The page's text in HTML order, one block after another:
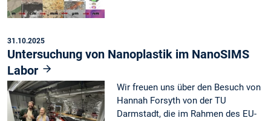
31.10.2025
Untersuchung von Nanoplastik im NanoSIMS
Labor
Wir freuen uns über den Besuch von
Hannah Forsyth von der TU
Darmstadt, die im Rahmen des EU-